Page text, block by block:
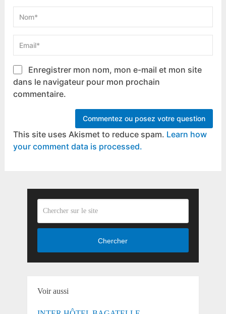
Enregistrer mon nom, mon e-mail et mon site
dans le navigateur pour mon prochain
commentaire.
This site uses Akismet to reduce spam. Learn how
your comment data is processed.
Chercher
Voir aussi